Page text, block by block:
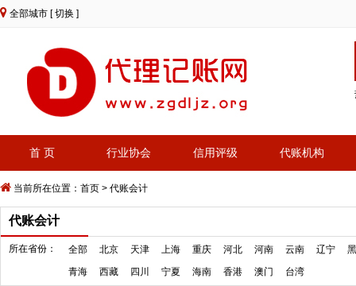
全部城市 [ 切换 ]
首 页 行业协会 信用评级 代账机构
当前所在位置： 首页 > 代账会计
代账会计
所在省份： 全部 北京 天津 上海 重庆 河北 河南 云南 辽宁
青海
西藏 四川 宁夏 海南 香港 澳门 台湾